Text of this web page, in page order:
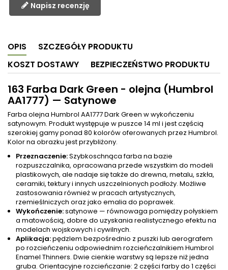
Napisz recenzję
OPIS
SZCZEGÓŁY PRODUKTU
KOSZT DOSTAWY
BEZPIECZEŃSTWO PRODUKTU
163 Farba Dark Green - olejna (Humbrol
AA1777) — Satynowe
Farba olejna Humbrol AA1777 Dark Green w wykończeniu
satynowym. Produkt występuje w puszce 14 ml i jest częścią
szerokiej gamy ponad 80 kolorów oferowanych przez Humbrol.
Kolor na obrazku jest przybliżony.
Przeznaczenie:Szybkoschnąca farba na bazie
rozpuszczalnika, opracowana przede wszystkim do modeli
plastikowych, ale nadaje się także do drewna, metalu, szkła,
ceramiki, tektury i innych uszczelnionych podłoży. Możliwe
zastosowania również w pracach artystycznych,
rzemieślniczych oraz jako emalia do poprawek.
Wykończenie:satynowe — równowaga pomiędzy połyskiem
a matowością, dobre do uzyskania realistycznego efektu na
modelach wojskowych i cywilnych.
Aplikacja:pędzlem bezpośrednio z puszki lub aerografem
po rozcieńczeniu odpowiednim rozcieńczalnikiem Humbrol
Enamel Thinners. Dwie cienkie warstwy są lepsze niż jedna
gruba. Orientacyjne rozcieńczanie: 2 części farby do 1 części